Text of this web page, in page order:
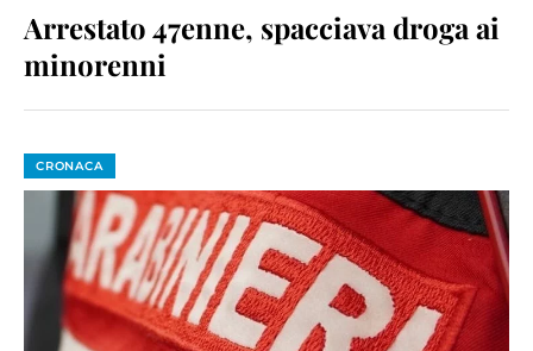
Arrestato 47enne, spacciava droga ai
minorenni
CRONACA